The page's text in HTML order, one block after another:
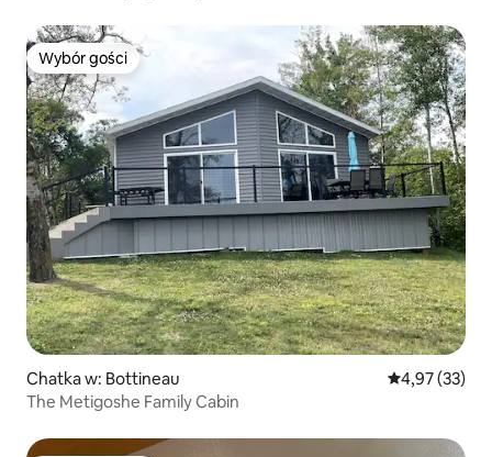
Wybór gości
Wybór gości
Chatka w: Bottineau Średnia
4,97 (33)
The Metigoshe Family Cabin